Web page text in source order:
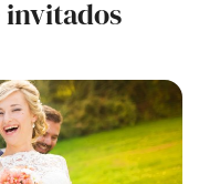
invitados